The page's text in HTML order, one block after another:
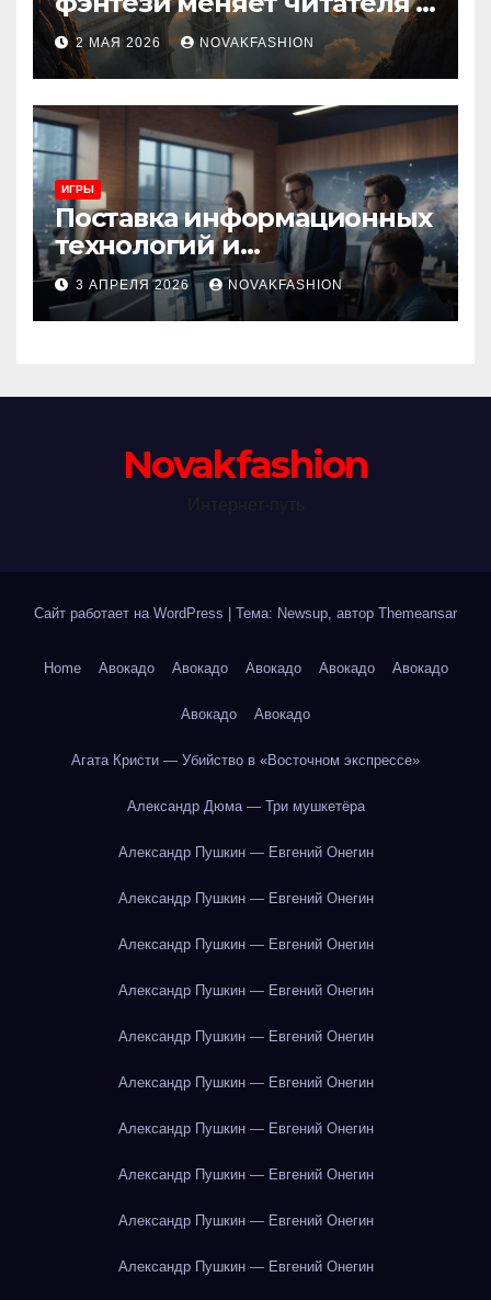
культуру
2 МАЯ 2026 NOVAKFASHION
ИГРЫ
Поставка информационных
технологий и
инновационные решения
3 АПРЕЛЯ 2026 NOVAKFASHION
Novakfashion
Сайт работает на WordPress Тема: Newsup, автор Themeansar
Home Авокадо Авокадо Авокадо Авокадо Авокадо
Авокадо Авокадо
Агата Кристи — Убийство в «Восточном экспрессе»
Александр Дюма — Три мушкетёра
Александр Пушкин — Евгений Онегин
Александр Пушкин — Евгений Онегин
Александр Пушкин — Евгений Онегин
Александр Пушкин — Евгений Онегин
Александр Пушкин — Евгений Онегин
Александр Пушкин — Евгений Онегин
Александр Пушкин — Евгений Онегин
Александр Пушкин — Евгений Онегин
Александр Пушкин — Евгений Онегин
Александр Пушкин — Евгений Онегин